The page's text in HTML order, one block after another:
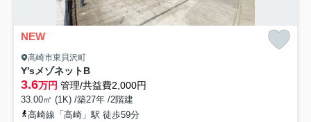
NEW
高崎市東貝沢町
Y'sメゾネットB
3.6万円 管理/共益費2,000円
33.00㎡ (1K) /築27年 /2階建
高崎線「高崎」駅 徒歩59分